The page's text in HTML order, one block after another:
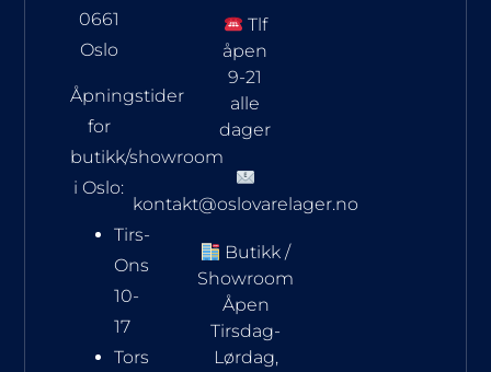
0661
Oslo
Åpningstider
for
butikk/showroom
i Oslo:
Tirs-
Ons
10-
17
Tors
Tlf
åpen
9-21
alle
dager
kontakt@oslovarelager.no
Butikk /
Showroom
Åpen
Tirsdag-
Lørdag,